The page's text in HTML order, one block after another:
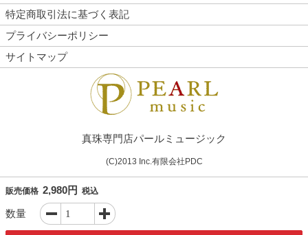
販売価格 2,980円 税込
数量
特定商取引法に基づく表記
プライバシーポリシー
サイトマップ
真珠専門店パールミュージック
(C)2013 Inc.有限会社PDC